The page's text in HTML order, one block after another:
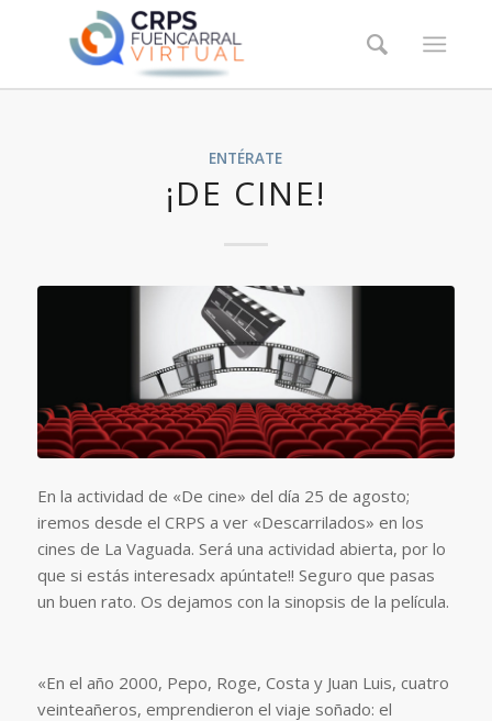
ENTÉRATE
¡DE CINE!
En la actividad de «De cine» del día 25 de agosto;
iremos desde el CRPS a ver «Descarrilados» en los
cines de La Vaguada. Será una actividad abierta, por lo
que si estás interesadx apúntate!! Seguro que pasas
un buen rato. Os dejamos con la sinopsis de la película.
«En el año 2000, Pepo, Roge, Costa y Juan Luis, cuatro
veinteañeros, emprendieron el viaje soñado: el